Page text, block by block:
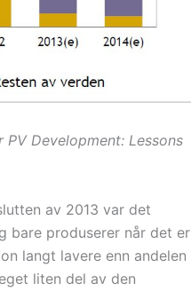
Development: Lessons
av 2013 var det
bare produserer når det er
langt lavere enn andelen
liten del av den